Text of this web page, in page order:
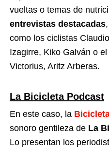
vueltas o temas de
entrevistas destacadas
como los ciclistas
Izagirre, Kiko Galván o
Victorius, Aritz Arberas.
La Bicicleta Podcast
En este caso, la
sonoro gentileza de La
Lo presentan los